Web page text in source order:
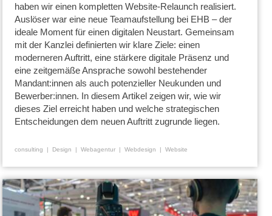
haben wir einen kompletten Website-Relaunch realisiert.
Auslöser war eine neue Teamaufstellung bei EHB – der
ideale Moment für einen digitalen Neustart. Gemeinsam
mit der Kanzlei definierten wir klare Ziele: einen
moderneren Auftritt, eine stärkere digitale Präsenz und
eine zeitgemäße Ansprache sowohl bestehender
Mandant:innen als auch potenzieller Neukunden und
Bewerber:innen. In diesem Artikel zeigen wir, wie wir
dieses Ziel erreicht haben und welche strategischen
Entscheidungen dem neuen Auftritt zugrunde liegen.
consulting Design Webagentur Webdesign Website